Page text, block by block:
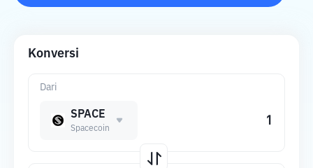
Konversi
Dari
SPACE
Spacecoin